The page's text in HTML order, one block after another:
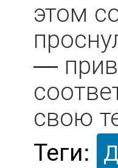
этом
—
свою
Теги: